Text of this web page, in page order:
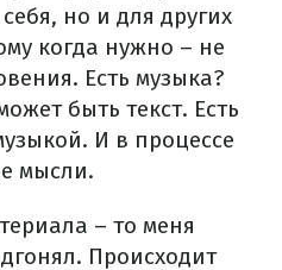
но и для других
когда нужно – не
Есть музыка?
быть текст. Есть
И в процессе
мысли.
– то меня
Происходит